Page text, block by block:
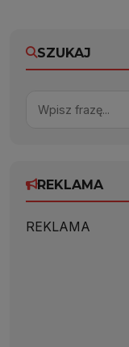
SZUKAJ
REKLAMA
REKLAMA